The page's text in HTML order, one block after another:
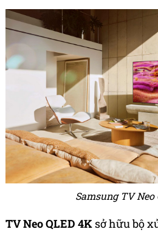
Samsung TV Neo
TV Neo QLED 4K sở hữu bộ